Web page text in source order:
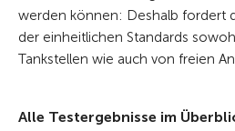
werden können: Deshalb fordert
der einheitlichen Standards
Tankstellen wie auch von freien
Alle Testergebnisse im